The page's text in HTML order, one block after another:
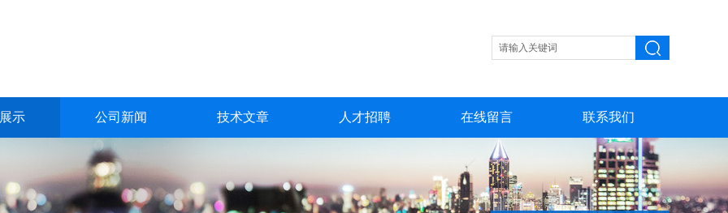
示 公司新闻 技术文章 人才招聘 在线留言 联系我们